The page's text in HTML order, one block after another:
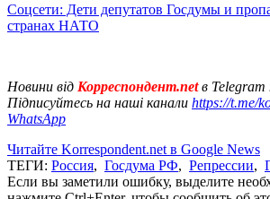
Соцсети: Дети депутатов Госдумы и
странах НАТО
Новини від Корреспондент.netв
Підписуйтесь на наші канали https://t.me/
WhatsApp
Читайте Korrespondent.net в Google News
ТЕГИ: Россия, Госдума РФ, Репрессии,
Если вы заметили ошибку, выделите